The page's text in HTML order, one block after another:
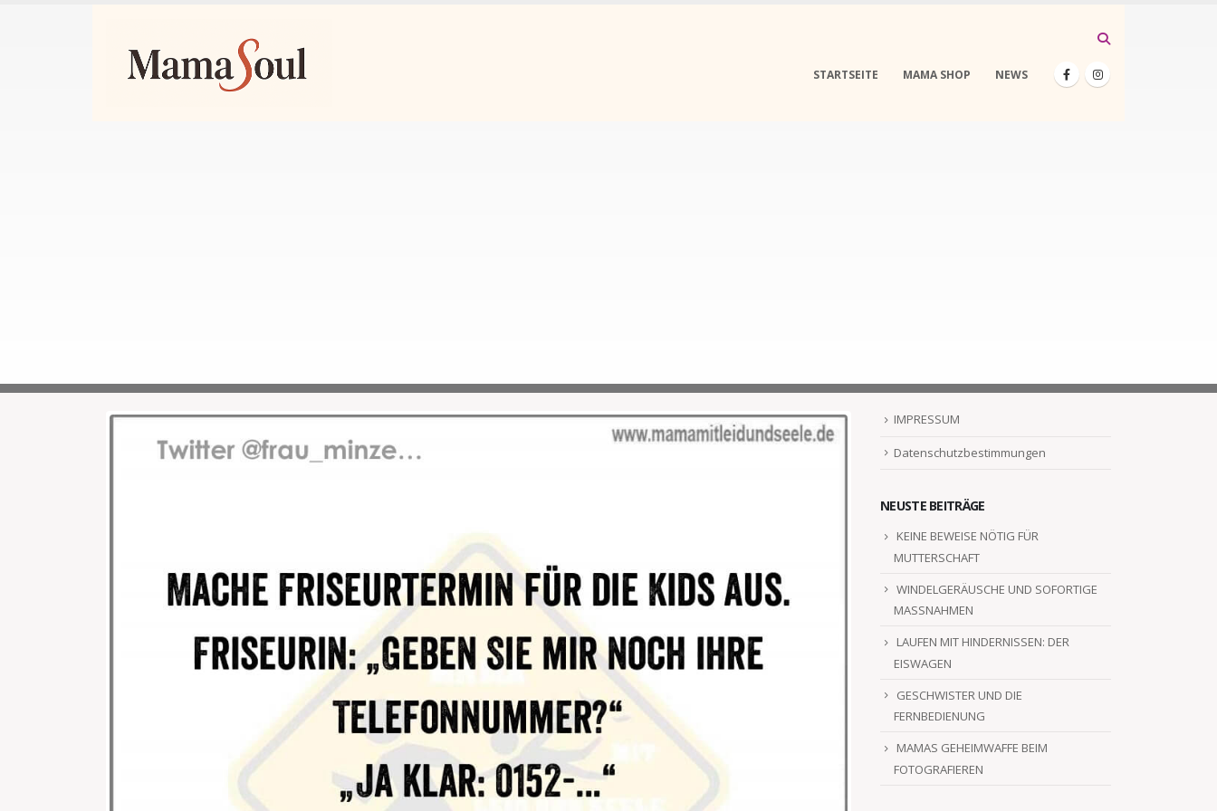
STARTSEITE MAMA SHOP NEWS
IMPRESSUM
Datenschutzbestimmungen
NEUSTE BEITRÄGE
KEINE BEWEISE NÖTIG FÜR
MUTTERSCHAFT
WINDELGERÄUSCHE UND SOFORTIGE
MASSNAHMEN
LAUFEN MIT HINDERNISSEN: DER
EISWAGEN
GESCHWISTER UND DIE
FERNBEDIENUNG
MAMAS GEHEIMWAFFE BEIM
FOTOGRAFIEREN